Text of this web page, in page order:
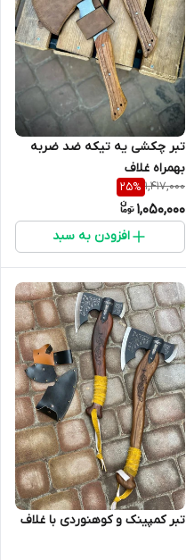
تبر چکشی یه تیکه ضد ضربه
بهمراه غلاف
1,417,000
25%
1,050,000
افزودن به سبد
تبر کمپینک و کوهنوردی با غلاف